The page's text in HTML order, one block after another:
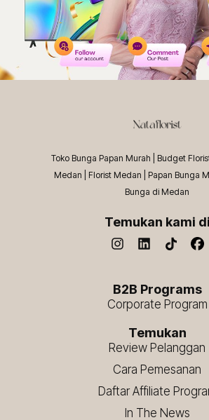
Toko Bunga Papan Murah | Budget
Medan | Florist Medan | Papan Bunga
Bunga di Medan
Temukan kami di
B2B Programs
Corporate Program
Temukan
Review Pelanggan
Cara Pemesanan
Daftar Affiliate
In The News